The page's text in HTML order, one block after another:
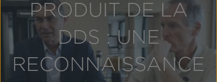
PRODUIT DE LA
DDS : UNE
RECONNAISSANCE